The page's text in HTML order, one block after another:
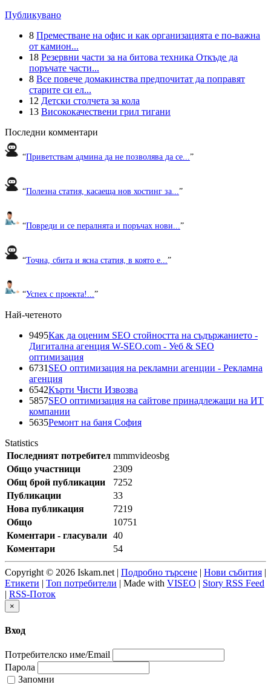
Публикувано
8 Преместване на офис и как организацията е по-важна
от камион...
18 Резервни части за на битова техника Откъде да
поръчате части...
8 Все повече домакинства предпочитат да поправят
старите си ел...
12 Детски столчета за кола
13 Висококачествени грил тигани
Последни комментари
“Приветствам админа да не позволява да се...”
“Полезна статия, касаеща нов хостинг за... ”
“Повреди и се пералнята и поръчах нови... ”
“Точна, сбита и ясна статия, в която е... ”
“Успех с проекта!...”
Най-четеното
9495Как да оценим SEO стойността на съдържанието -
Дигитална агенция W-SEO.com - Уеб & SEO
оптимизация
6731 SEO оптимизация на рекламни агенции - Рекламна
агенция
6542Кърти Чисти Извозва
5857SEO оптимизация на сайтове принадлежащи на ИТ
компании
5635Ремонт на баня София
Statistics
Последният потребител mmmvideosbg
Общо участници
2309
Общ брой публикации
7252
Публикации
33
Нова публикация
7219
Общо
10751
Коментари - гласували 40
Коментари
54
Copyright © 2026 Iskam.net | Подробно търсене | Нови събития |
Етикети | Топ потребители | Made with VISEO | Story RSS Feed
| RSS-Поток
×
Вход
Потребителско име/Email
Парола
Запомни